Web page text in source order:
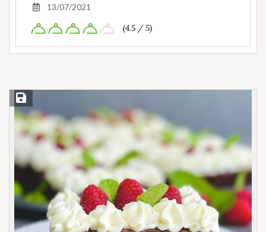
13/07/2021
(4.5 / 5)
Save Recipe